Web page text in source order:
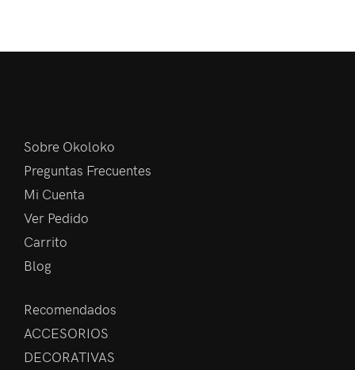
Sobre Okoloko
Preguntas Frecuentes
Mi Cuenta
Ver Pedido
Carrito
Blog
Recomendados
ACCESORIOS
DECORATIVAS